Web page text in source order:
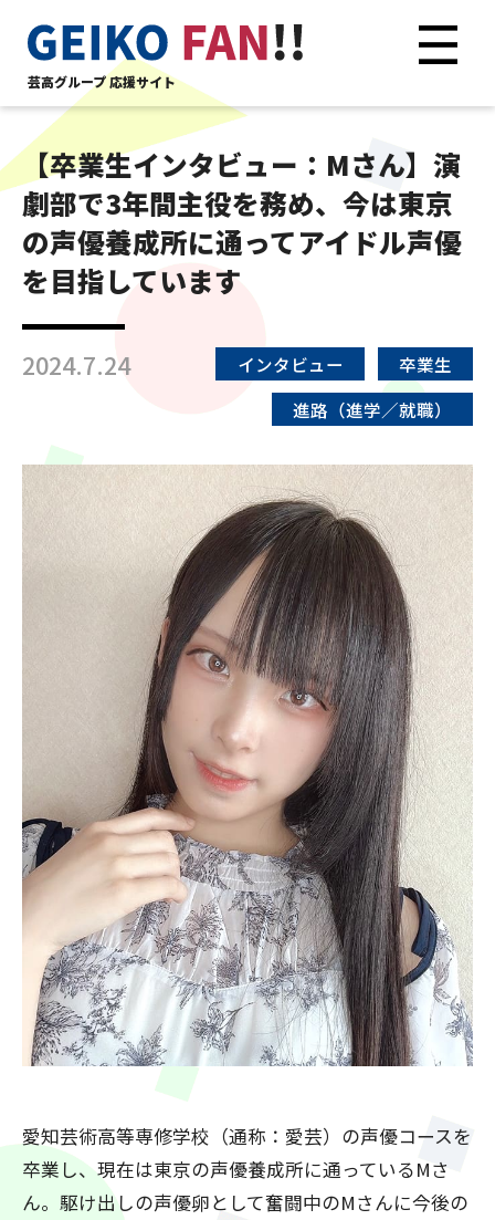
芸高グループ 応援サイト
【卒業生インタビュー：Mさん】演
劇部で3年間主役を務め、今は東京
の声優養成所に通ってアイドル声優
を目指しています
2024.7.24 インタビュー
卒業生
進路（進学／就職）
愛知芸術高等専修学校（通称：愛芸）の声優コースを
卒業し、現在は東京の声優養成所に通っているMさ
ん。駆け出しの声優卵として奮闘中のMさんに今後の